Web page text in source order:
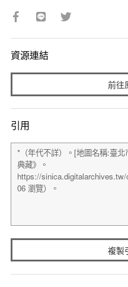
資源連結
前往
引用
複製